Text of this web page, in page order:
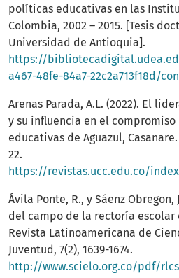
políticas educativas en las
Colombia, 2002 – 2015. [Tesis
Universidad de Antioquia].
https://
a467-48fe-84a7-22c2a713f18d/
Arenas Parada, A.L. (2022). El
y su influencia en el
educativas de Aguazul,
22.
https://revistas.ucc.edu.co/
Ávila Ponte, R., y Sáenz Obregon,
del campo de la rectoría escolar
Revista Latinoamericana de
Juventud, 7(2), 1639-1674.
http://www.scielo.org.co/pdf/